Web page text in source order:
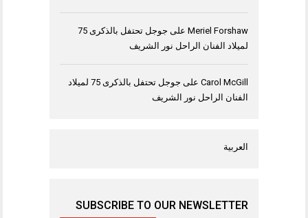
Meriel Forshaw على
جوجل تحتفل بالذكرى 75
لميلاد الفنان الراحل نور الشريف
Carol McGill على
جوجل تحتفل بالذكرى 75 لميلاد
الفنان الراحل نور الشريف
العربية
SUBSCRIBE TO OUR NEWSLETTER